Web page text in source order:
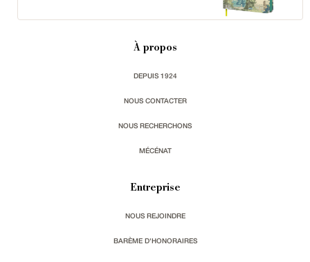
À propos
DEPUIS 1924
NOUS CONTACTER
NOUS RECHERCHONS
MÉCÉNAT
Entreprise
NOUS REJOINDRE
BARÈME D'HONORAIRES